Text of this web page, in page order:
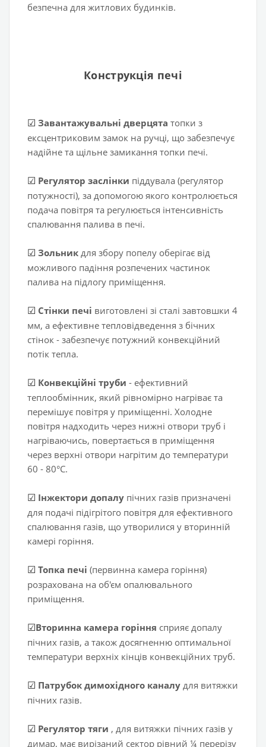
безпечна для житлових будинків.
Конструкція печі
☑ Завантажувальні дверцята топки з
ексцентриковим замок на ручці, що забезпечує
надійне та щільне замикання топки печі.
☑ Регулятор заслінки піддувала (регулятор
потужності), за допомогою якого контролюється
подача повітря та регулюється інтенсивність
спалювання палива в печі.
☑ Зольник для збору попелу оберігає від
можливого падіння розпечених частинок
палива на підлогу приміщення.
☑ Стінки печі виготовлені зі сталі завтовшки 4
мм, а ефективне тепловідведення з бічних
стінок - забезпечує потужний конвекційний
потік тепла.
☑ Конвекційні труби - ефективний
теплообмінник, який рівномірно нагріває та
перемішує повітря у приміщенні. Холодне
повітря надходить через нижні отвори труб і
нагріваючись, повертається в приміщення
через верхні отвори нагрітим до температури
60 - 80°С.
☑ Інжектори допалу пічних газів призначені
для подачі підігрітого повітря для ефективного
спалювання газів, що утворилися у вторинній
камері горіння.
☑ Топка печі (первинна камера горіння)
розрахована на об'єм опалювального
приміщення.
☑Вторинна камера горіння сприяє допалу
пічних газів, а також досягненню оптимальної
температури верхніх кінців конвекційних труб.
☑ Патрубок димохідного каналу для витяжки
пічних газів.
☑ Регулятор тяги , для витяжки пічних газів у
димар, має вирізаний сектор рівний ¼ перерізу